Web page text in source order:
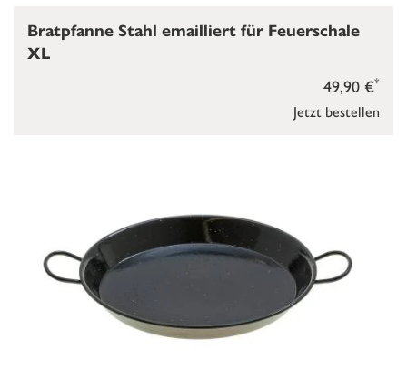
Jetzt bestellen
49,90 €*
Bratpfanne Stahl emailliert für Feuerschale
XL